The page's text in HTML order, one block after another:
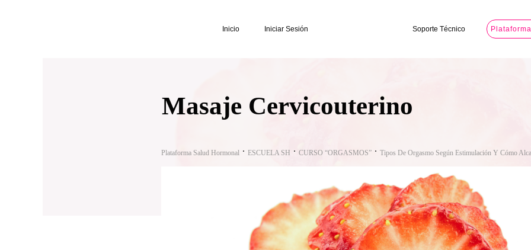
Inicio Iniciar Sesión Soporte Técnico
Masaje Cervicouterino
Plataforma Salud Hormonal ESCUELA SH CURSO “ORGASMOS” Tipos De Orgasmo Según Estimulación Y Cómo